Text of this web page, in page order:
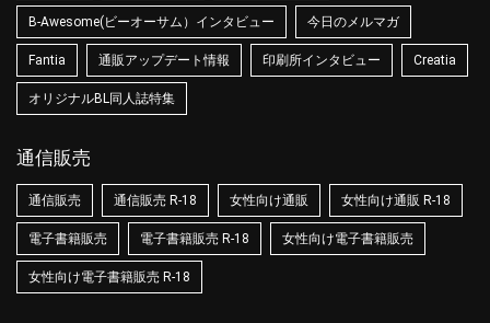
B-Awesome(ビーオーサム）インタビュー 今日のメルマガ
Fantia 通販アップデート情報 印刷所インタビュー Creatia
オリジナルBL同人誌特集
通信販売
通信販売 通信販売 R-18 女性向け通販 女性向け通販 R-18
電子書籍販売 電子書籍販売 R-18 女性向け電子書籍販売
女性向け電子書籍販売 R-18